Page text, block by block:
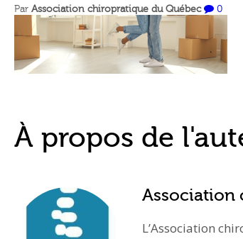
Par Association chiropratique du Québec 0
À propos de
Association
L’Association